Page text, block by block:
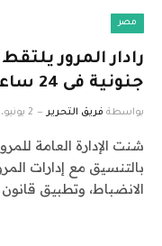
مصر
جنونية فى 24 ساعة
بواسطة فريق التحرير 2 يونيو، 2023
شنت الإدارة العامة
بالتنسيق مع إدارات
الانضباط، وتطبيق